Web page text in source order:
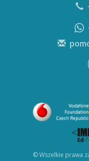
© Wszelkie prawa